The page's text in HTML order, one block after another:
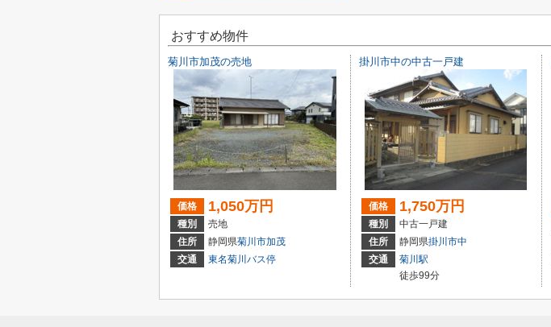
おすすめ物件
菊川市加茂の売地
価格 1,050万円
種別
売地
住所
静岡県菊川市加茂
交通
東名菊川バス停
掛川市中の中古一戸建
価格 1,750万円
種別
中古一戸建
住所
静岡県掛川市中
交通
菊川駅
徒歩99分